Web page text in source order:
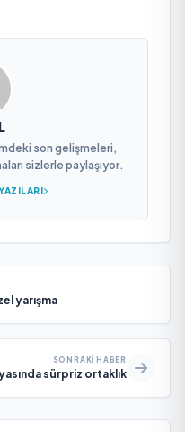
son gelişmeleri,
sizlerle paylaşıyor.
yarışma
SONRAKI HABER
sürpriz ortaklık